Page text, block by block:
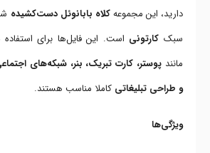
دارید، این مجموعهکلاه بابانوئل دست‌کشیده
سبک کارتونی است. این فایل‌ها برای استفاده
مانند پوستر، کارت تبریک، بنر، شبکه‌های
و طراحی تبلیغاتی کاملا مناسب هستند.
ویژگی‌ها